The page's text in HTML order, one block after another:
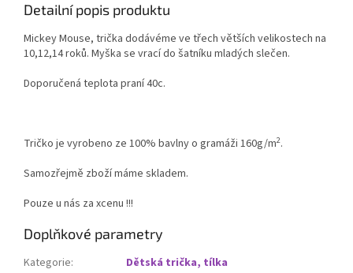
Detailní popis produktu
Mickey Mouse, trička dodávéme ve třech větších velikostech na
10,12,14 roků. Myška se vrací do šatníku mladých slečen.
Doporučená teplota praní 40c.
Tričko je vyrobeno ze 100% bavlny o gramáži 160g/m2.
Samozřejmě zboží máme skladem.
Pouze u nás za xcenu !!!
Doplňkové parametry
Kategorie:
Dětská trička, tílka